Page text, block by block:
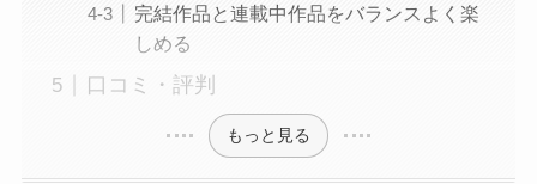
完結作品と連載中作品をバランスよく楽
しめる
口コミ・評判
もっと見る